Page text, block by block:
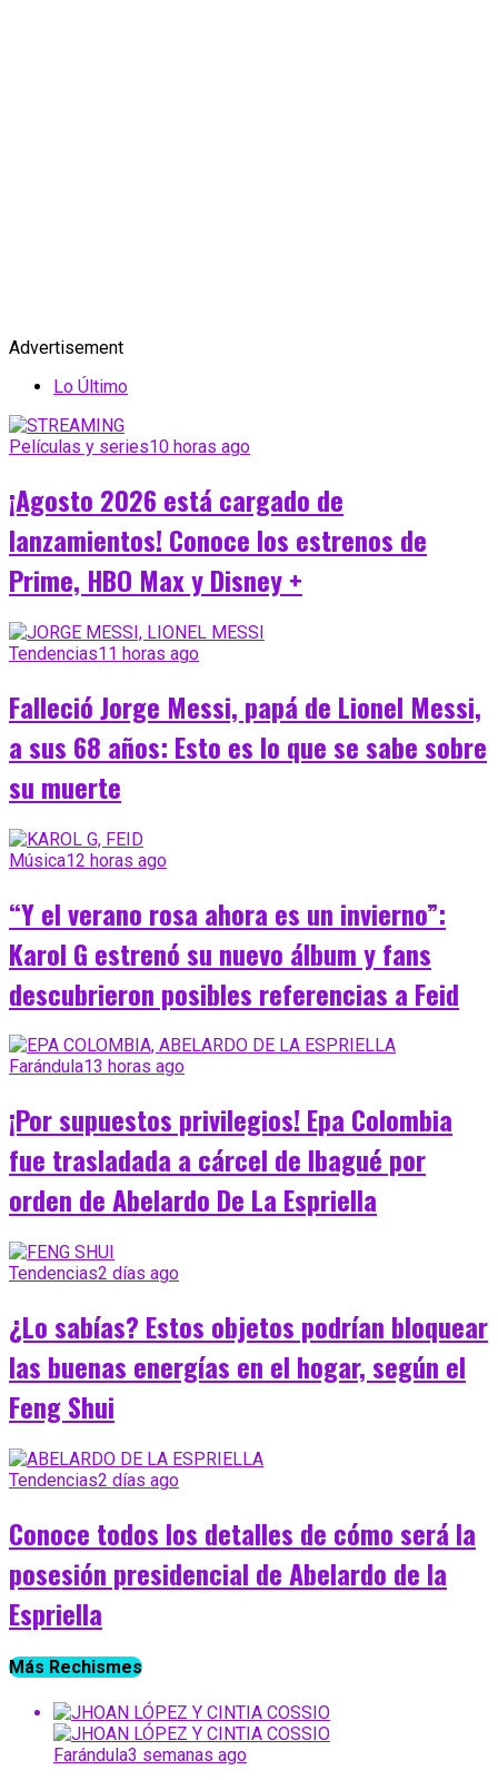
Advertisement
Lo Último
Películas y series10 horas ago
¡Agosto 2026 está cargado de
lanzamientos! Conoce los estrenos de
Prime, HBO Max y Disney +
Tendencias11 horas ago
Falleció Jorge Messi, papá de Lionel Messi,
a sus 68 años: Esto es lo que se sabe sobre
su muerte
Música12 horas ago
“Y el verano rosa ahora es un invierno”:
Karol G estrenó su nuevo álbum y fans
descubrieron posibles referencias a Feid
Farándula13 horas ago
¡Por supuestos privilegios! Epa Colombia
fue trasladada a cárcel de Ibagué por
orden de Abelardo De La Espriella
Tendencias2 días ago
¿Lo sabías? Estos objetos podrían bloquear
las buenas energías en el hogar, según el
Feng Shui
Tendencias2 días ago
Conoce todos los detalles de cómo será la
posesión presidencial de Abelardo de la
Espriella
Más Rechismes
Farándula3 semanas ago